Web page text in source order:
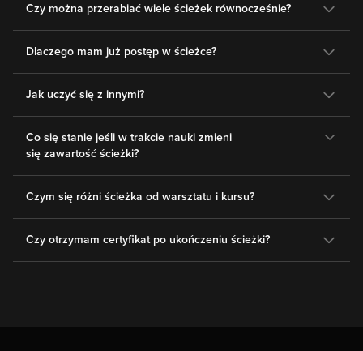
Czy można przerabiać wiele ścieżek równocześnie?
Dlaczego mam już postęp w ścieżce?
Jak uczyć się z innymi?
Co się stanie jeśli w trakcie nauki zmieni
się zawartość ścieżki?
Czym się różni ścieżka od warsztatu i kursu?
Czy otrzymam certyfikat po ukończeniu ścieżki?